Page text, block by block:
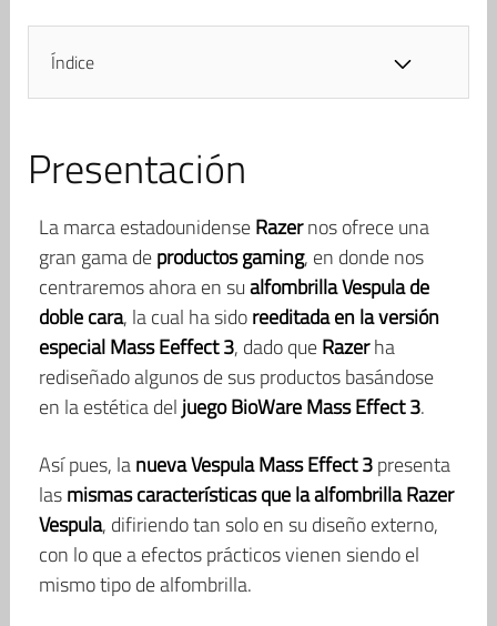
Índice
Presentación
La marca estadounidenseRazernos ofrece una
gran gama deproductos gaming, en donde nos
centraremos ahora en sualfombrilla Vespula de
doble cara, la cual ha sidoreeditada en la versión
especial Mass Eeffect 3, dado queRazerha
rediseñado algunos de sus productos basándose
en la estética del juego BioWare Mass Effect 3.
Así pues, lanueva Vespula Mass Effect 3presenta
lasmismas características que la alfombrilla Razer
Vespula, difiriendo tan solo en su diseño externo,
con lo que a efectos prácticos vienen siendo el
mismo tipo de alfombrilla.